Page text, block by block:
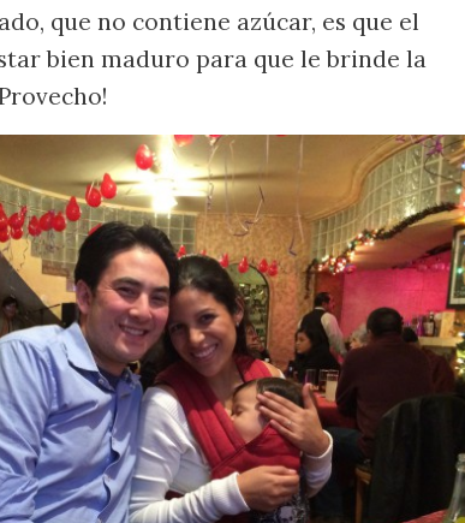
que no contiene azúcar, es que el
bien maduro para que le brinde la